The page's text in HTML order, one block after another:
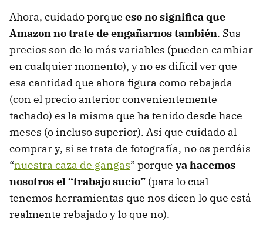
Ahora, cuidado porque eso no significa que
Amazon no trate de engañarnos también. Sus
precios son de lo más variables (pueden cambiar
en cualquier momento), y no es difícil ver que
esa cantidad que ahora figura como rebajada
(con el precio anterior convenientemente
tachado) es la misma que ha tenido desde hace
meses (o incluso superior). Así que cuidado al
comprar y, si se trata de fotografía, no os perdáis
“nuestra caza de gangas” porque ya hacemos
nosotros el “trabajo sucio” (para lo cual
tenemos herramientas que nos dicen lo que está
realmente rebajado y lo que no).